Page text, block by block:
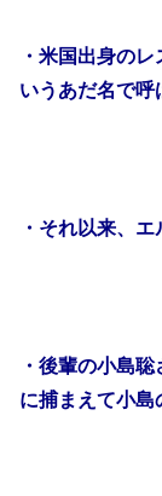
・米国出身の
いうあだ名で呼
・それ以来、
・後輩の小島
に捕まえて小島